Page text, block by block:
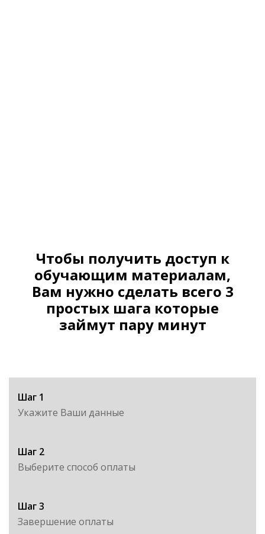
Чтобы получить доступ к
обучающим материалам,
Вам нужно сделать всего 3
простых шага которые
займут пару минут
Шаг 1
Укажите Ваши данные
Шаг 2
Выберите способ оплаты
Шаг 3
Завершение оплаты